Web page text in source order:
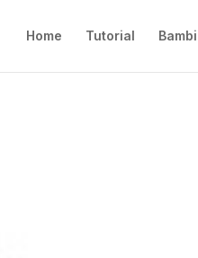
Home Tutorial